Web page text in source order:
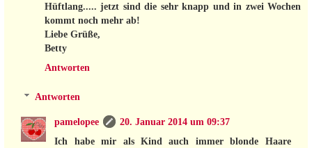
Hüftlang..... jetzt sind die sehr knapp und in zwei Wochen
kommt noch mehr ab!
Liebe Grüße,
Betty
Antworten
Antworten
pamelopee
20. Januar 2014 um 09:37
Ich habe mir als Kind auch immer blonde Haare